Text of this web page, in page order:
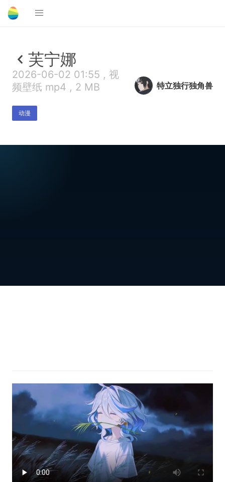
芙宁娜
2026-06-02 01:55 , 视
频壁纸 mp4 , 2 MB
动漫
特立独行独角兽